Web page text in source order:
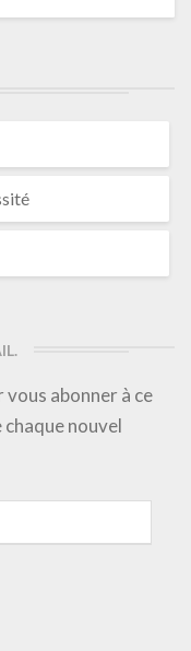
abonner à ce
nouvel